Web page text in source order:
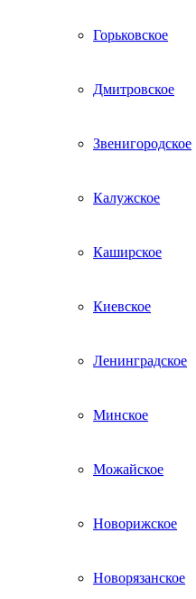
Горьковское
Дмитровское
Звенигородское
Калужское
Каширское
Киевское
Ленинградское
Минское
Можайское
Новорижское
Новорязанское